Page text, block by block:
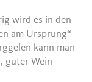
wird es in den
am Ursprung“
kann man
guter Wein